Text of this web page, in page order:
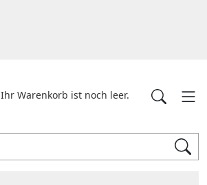
Ihr Warenkorb ist noch leer.